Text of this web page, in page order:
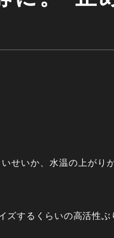
せいか、水温の上がり
するくらいの高活性ぶ